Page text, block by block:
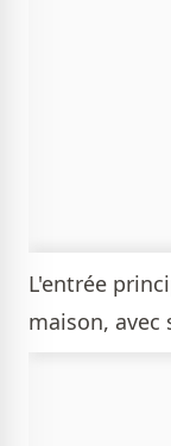
L'entrée
maison,